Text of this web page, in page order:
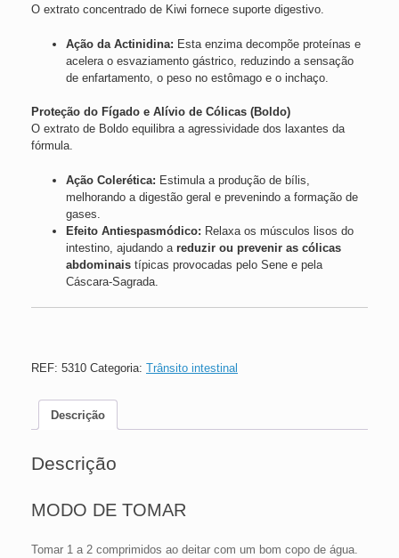
O extrato concentrado de Kiwi fornece suporte digestivo.
Ação da Actinidina: Esta enzima decompõe proteínas e
acelera o esvaziamento gástrico, reduzindo a sensação
de enfartamento, o peso no estômago e o inchaço.
Proteção do Fígado e Alívio de Cólicas (Boldo)
O extrato de Boldo equilibra a agressividade dos laxantes da
fórmula.
Ação Colerética: Estimula a produção de bílis,
melhorando a digestão geral e prevenindo a formação de
gases.
Efeito Antiespasmódico: Relaxa os músculos lisos do
intestino, ajudando a reduzir ou prevenir as cólicas
abdominais típicas provocadas pelo Sene e pela
Cáscara-Sagrada.
REF: 5310 Categoria: Trânsito intestinal
Descrição
Descrição
MODO DE TOMAR
Tomar 1 a 2 comprimidos ao deitar com um bom copo de água.